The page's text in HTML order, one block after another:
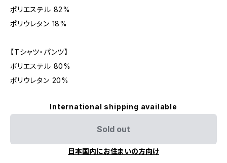
ポリエステル 82%
ポリウレタン 18%
【Tシャツ・パンツ】
ポリエステル 80%
ポリウレタン 20%
International shipping available
Sold out
日本国内にお住まいの方向け